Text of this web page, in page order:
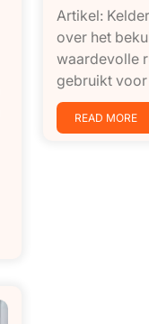
Artikel:
over het
waardevolle
gebruikt
READ MORE